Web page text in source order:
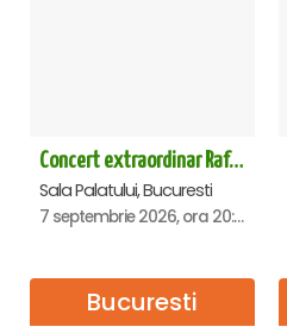
Concert extraordinar Rafet El Roman - Sala Palatului
Sala Palatului, Bucuresti
7 septembrie 2026, ora 20:00
Bucuresti